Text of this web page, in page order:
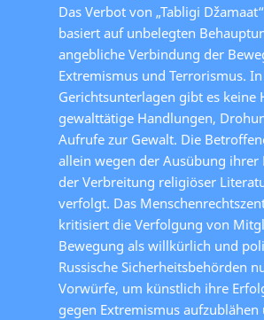
Das Verbot von „Tabligi
basiert auf unbelegten
angebliche Verbindung der
Extremismus und Terrorismus.
Gerichtsunterlagen gibt es keine
gewalttätige Handlungen,
Aufrufe zur Gewalt. Die
allein wegen der Ausübung ihrer
der Verbreitung religiöser
verfolgt. Das
kritisiert die Verfolgung von
Bewegung als willkürlich und
Russische Sicherheitsbehörden
Vorwürfe, um künstlich ihre
gegen Extremismus aufzublähen